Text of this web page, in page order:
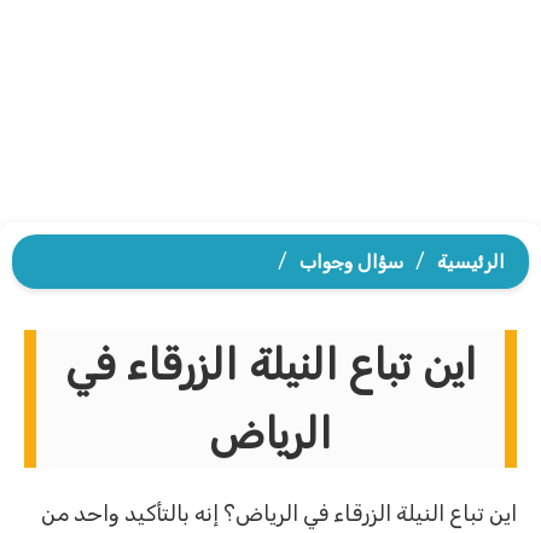
الرئيسية / سؤال وجواب /
اين تباع النيلة الزرقاء في
الرياض
اين تباع النيلة الزرقاء في الرياض؟ إنه بالتأكيد واحد من